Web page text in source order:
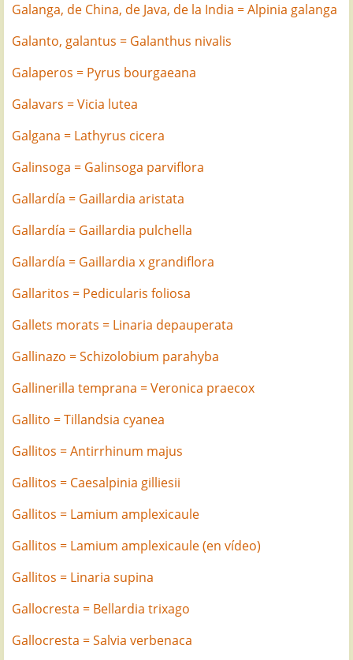
Galanga, de China, de Java, de la India = Alpinia galanga
Galanto, galantus = Galanthus nivalis
Galaperos = Pyrus bourgaeana
Galavars = Vicia lutea
Galgana = Lathyrus cicera
Galinsoga = Galinsoga parviflora
Gallardía = Gaillardia aristata
Gallardía = Gaillardia pulchella
Gallardía = Gaillardia x grandiflora
Gallaritos = Pedicularis foliosa
Gallets morats = Linaria depauperata
Gallinazo = Schizolobium parahyba
Gallinerilla temprana = Veronica praecox
Gallito = Tillandsia cyanea
Gallitos = Antirrhinum majus
Gallitos = Caesalpinia gilliesii
Gallitos = Lamium amplexicaule
Gallitos = Lamium amplexicaule (en vídeo)
Gallitos = Linaria supina
Gallocresta = Bellardia trixago
Gallocresta = Salvia verbenaca